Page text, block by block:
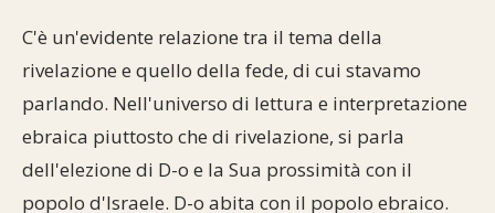
C'è un'evidente relazione tra il tema della
rivelazione e quello della fede, di cui stavamo
parlando. Nell'universo di lettura e interpretazione
ebraica piuttosto che di rivelazione, si parla
dell'elezione di D-o e la Sua prossimità con il
popolo d'Israele. D-o abita con il popolo ebraico.